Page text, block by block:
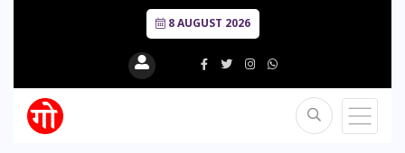
8 AUGUST 2026